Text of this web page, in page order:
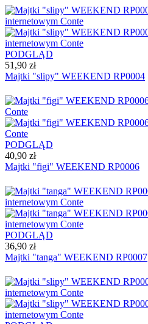
PODGLĄD
51,90 zł
Majtki "slipy" WEEKEND RP0004
PODGLĄD
40,90 zł
Majtki "figi" WEEKEND RP0006
PODGLĄD
36,90 zł
Majtki "tanga" WEEKEND RP0007